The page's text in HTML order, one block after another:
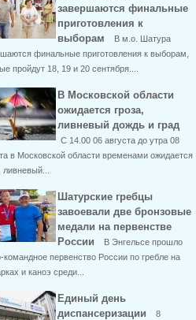
завершаются финальные
приготовления к
выборам
В м.о. Шатура
финальные приготовления к выборам,
пройдут 18, 19 и 20 сентября....
В Московской области
ожидается гроза,
ливневый дождь и град
С 14.00 06 августа до утра 08
в Московской области временами ожидается
ливневый...
Шатурские гребцы
завоевали две бронзовые
медали на первенстве
России
В Энгельсе прошло
командное первенство России по гребле на
и каноэ среди...
Единый день
диспансеризации
8